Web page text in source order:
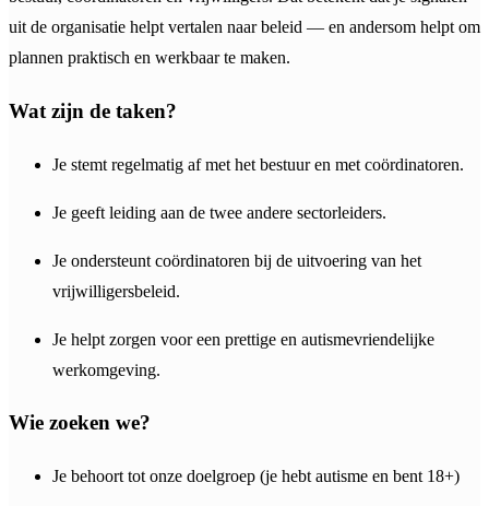
uit de organisatie helpt vertalen naar beleid — en andersom helpt om
plannen praktisch en werkbaar te maken.
Wat zijn de taken?
Je stemt regelmatig af met het bestuur en met coördinatoren.
Je geeft leiding aan de twee andere sectorleiders.
Je ondersteunt coördinatoren bij de uitvoering van het
vrijwilligersbeleid.
Je helpt zorgen voor een prettige en autismevriendelijke
werkomgeving.
Wie zoeken we?
Je behoort tot onze doelgroep (je hebt autisme en bent 18+)